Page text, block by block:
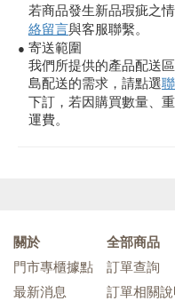
若商品發生新品瑕疵之
絡留言與客服聯繫。
● 寄送範圍
我們所提供的產品配送
島配送的需求，請點選
下訂，若因購買數量、
運費。
關於
門市專櫃據點
最新消息
全部商品
訂單查詢
訂單相關說